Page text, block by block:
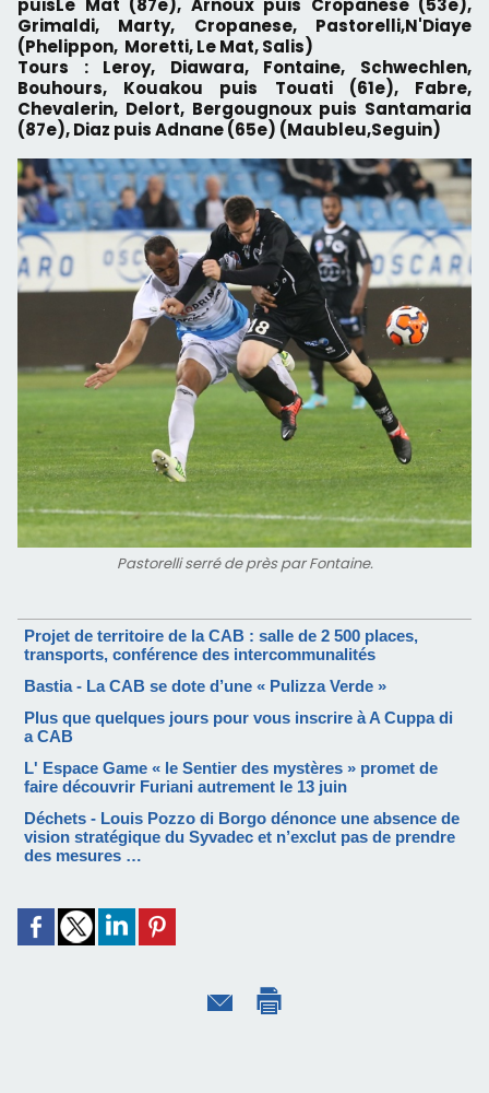
Grimaldi, Marty, Cropanese, Pastorelli,N'Diaye
(Phelippon, Moretti, Le Mat, Salis)
Tours : Leroy, Diawara, Fontaine, Schwechlen,
Bouhours, Kouakou puis Touati (61e), Fabre,
Chevalerin, Delort, Bergougnoux puis Santamaria
(87e), Diaz puis Adnane (65e) (Maubleu,Seguin)
Pastorelli serré de près par Fontaine.
Projet de territoire de la CAB : salle de 2 500 places,
transports, conférence des intercommunalités
Bastia - La CAB se dote d’une « Pulizza Verde »
Plus que quelques jours pour vous inscrire à A Cuppa di
a CAB
L' Espace Game « le Sentier des mystères » promet de
faire découvrir Furiani autrement le 13 juin
Déchets - Louis Pozzo di Borgo dénonce une absence de
vision stratégique du Syvadec et n’exclut pas de prendre
des mesures …